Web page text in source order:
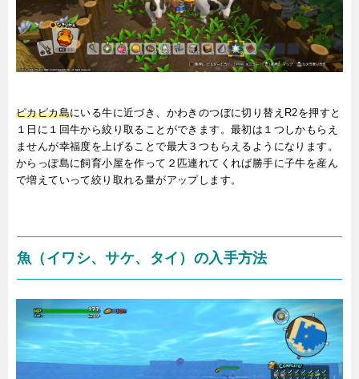
ピカピカ島にいる牛に近づき、かわきのつぼに切り替えR2を押すと
１日に１回牛から絞り取ることができます。最初は１つしかもらえ
ませんが幸福度を上げることで最大３つもらえるようになります。
からっぽ島に飼育小屋を作って２匹連れてくれば勝手に子牛を産ん
で増えていって絞り取れる量がアップします。
魚（イワシ、サケ、タイ）の入手方法